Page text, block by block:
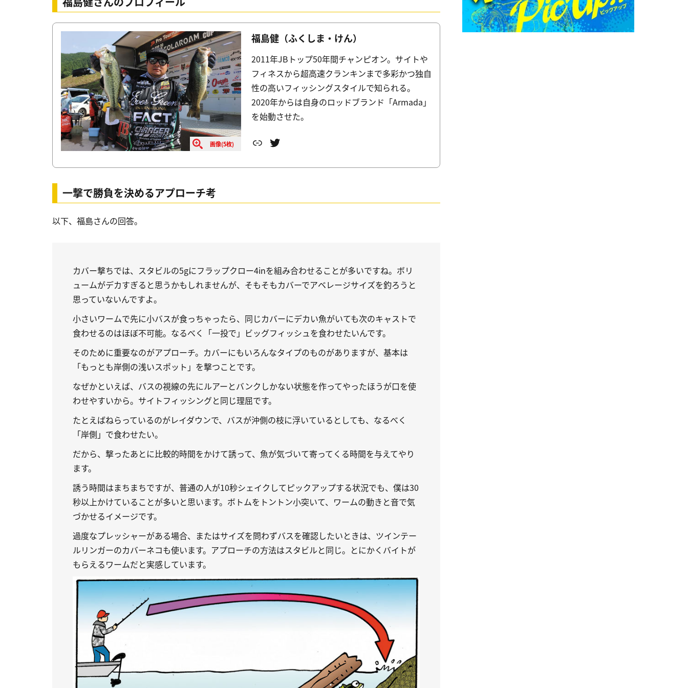
画像(5枚)
福島健（ふくしま・けん）
2011年JBトップ50年間チャンピオン。サイトや
フィネスから超高速クランキンまで多彩かつ独自
性の高いフィッシングスタイルで知られる。
2020年からは自身のロッドブランド「Armada」
を始動させた。
リンク Twitter
一撃で勝負を決めるアプローチ考
以下、福島さんの回答。
カバー撃ちでは、スタビルの5gにフラップクロー4inを組み合わせることが多いですね。ボリ
ュームがデカすぎると思うかもしれませんが、そもそもカバーでアベレージサイズを釣ろうと
思っていないんですよ。
小さいワームで先に小バスが食っちゃったら、同じカバーにデカい魚がいても次のキャストで
食わせるのはほぼ不可能。なるべく「一投で」ビッグフィッシュを食わせたいんです。
そのために重要なのがアプローチ。カバーにもいろんなタイプのものがありますが、基本は
「もっとも岸側の浅いスポット」を撃つことです。
なぜかといえば、バスの視線の先にルアーとバンクしかない状態を作ってやったほうが口を使
わせやすいから。サイトフィッシングと同じ理屈です。
たとえばねらっているのがレイダウンで、バスが沖側の枝に浮いているとしても、なるべく
「岸側」で食わせたい。
だから、撃ったあとに比較的時間をかけて誘って、魚が気づいて寄ってくる時間を与えてやり
ます。
誘う時間はまちまちですが、普通の人が10秒シェイクしてピックアップする状況でも、僕は30
秒以上かけていることが多いと思います。ボトムをトントン小突いて、ワームの動きと音で気
づかせるイメージです。
過度なプレッシャーがある場合、またはサイズを問わずバスを確認したいときは、ツインテー
ルリンガーのカバーネコも使います。アプローチの方法はスタビルと同じ。とにかくバイトが
もらえるワームだと実感しています。